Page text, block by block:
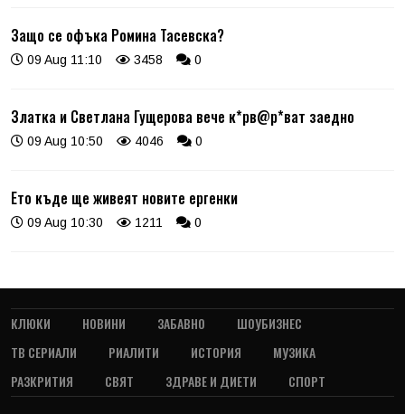
Защо се офъка Ромина Тасевска?
09 Aug 11:10 3458 0
Златка и Светлана Гущерова вече к*рв@р*ват заедно
09 Aug 10:50 4046 0
Ето къде ще живеят новите ергенки
09 Aug 10:30 1211 0
КЛЮКИ НОВИНИ ЗАБАВНО
ШОУБИЗНЕС
ТВ СЕРИАЛИ
РИАЛИТИ ИСТОРИЯ
МУЗИКА
РАЗКРИТИЯ
СВЯТ ЗДРАВЕ И ДИЕТИ СПОРТ